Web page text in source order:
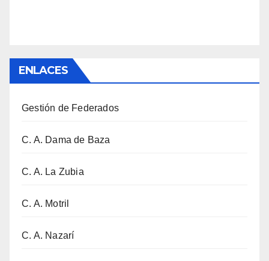
ENLACES
Gestión de Federados
C. A. Dama de Baza
C. A. La Zubia
C. A. Motril
C. A. Nazarí